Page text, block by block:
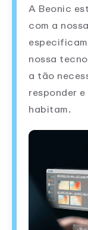
A Beonic
com a
nossa
a tão
responder
habitam.